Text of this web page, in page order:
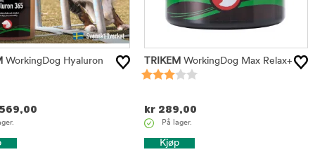
WorkingDog Hyaluron
569,00
TRIKEMWorkingDog Max Relax+
kr 289,00
På lager.
Kjøp